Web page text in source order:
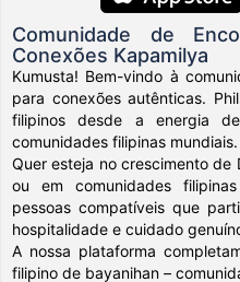
Comunidade de
Conexões Kapamilya
Kumusta! Bem-vindo à
para conexões autênticas.
filipinos desde a energia
comunidades filipinas mundiais.
Quer esteja no crescimento de
ou em comunidades
pessoas compatíveis que
hospitalidade e cuidado
A nossa plataforma
filipino de bayanihan –